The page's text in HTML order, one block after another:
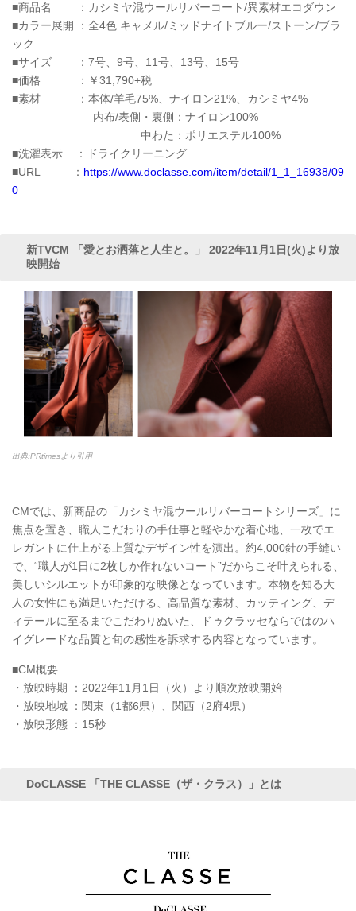
■商品名 ：カシミヤ混ウールリバーコート/異素材エコダウン
■カラー展開 ：全4色 キャメル/ミッドナイトブルー/ストーン/ブラ
ック
■サイズ ：7号、9号、11号、13号、15号
■価格 ：￥31,790+税
■素材 ：本体/羊毛75%、ナイロン21%、カシミヤ4%
内布/表側・裏側：ナイロン100%
中わた：ポリエステル100%
■洗濯表示 ：ドライクリーニング
■URL ： https://www.doclasse.com/item/detail/1_1_16938/09
0
新TVCM 「愛とお洒落と人生と。」 2022年11月1日(火)より放
映開始
出典:PRtimesより引用
CMでは、新商品の「カシミヤ混ウールリバーコートシリーズ」に
焦点を置き、職人こだわりの手仕事と軽やかな着心地、一枚でエ
レガントに仕上がる上質なデザイン性を演出。約4,000針の手縫い
で、“職人が1日に2枚しか作れないコート”だからこそ叶えられる、
美しいシルエットが印象的な映像となっています。本物を知る大
人の女性にも満足いただける、高品質な素材、カッティング、デ
ィテールに至るまでこだわりぬいた、ドゥクラッセならではのハ
イグレードな品質と旬の感性を訴求する内容となっています。
■CM概要
・放映時期 ：2022年11月1日（火）より順次放映開始
・放映地域 ：関東（1都6県）、関西（2府4県）
・放映形態 ：15秒
DoCLASSE 「THE CLASSE（ザ・クラス）」とは